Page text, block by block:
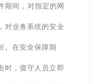
间，对指定的网
对业务系统的安全
。在安全保障期
时，值守人员立即